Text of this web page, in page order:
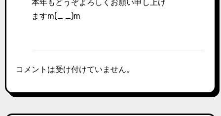
本年もどうぞよろしくお願い申し上げ
ますm(_ _)m
コメントは受け付けていません。